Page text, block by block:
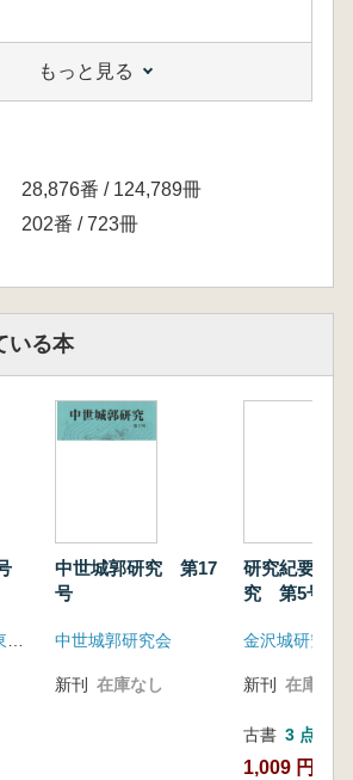
函入りセットです。
もっと見る
28,876番 / 124,789冊
202番 / 723冊
いる本
日本城郭史学会(東京堂出版)
中世城郭研究 第17
号
中世城郭研究会
新刊 在庫なし
研究紀要 金
究 第5号
金沢城研究調
新刊 在庫なし
古書 3 点
1,009 円~